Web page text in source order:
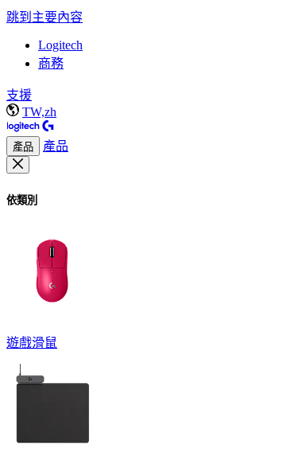
跳到主要內容
Logitech
商務
支援
TW,zh
產品 產品
依類別
遊戲滑鼠